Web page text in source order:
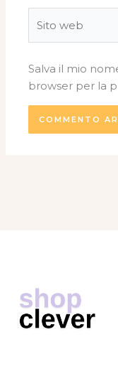
web
Salva il mio
browser per la